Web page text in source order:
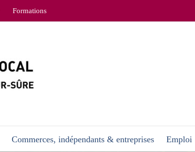
Formations
Commerces, indépendants & entreprises Emploi